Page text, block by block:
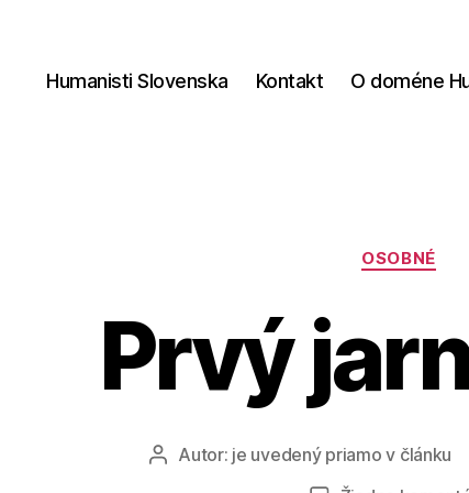
Humanisti Slovenska Kontakt O doméne
OSOBNÉ
Prvý
AutorAutor: je uvedený priamo v článku